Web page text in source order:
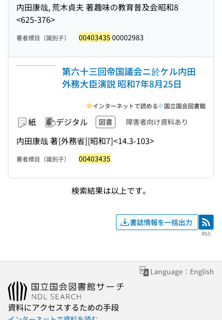
内田康哉, 荒木貞夫 著趣味の教育普及会昭和8
<625-376>
著者標目（識別子） 00403435 00002983
第六十三回帝国議会ニ於ケル内田
外務大臣演説 昭和7年8月25日
紙 デジタル 図書 障害者向け資料あり
内田康哉 著[外務省][昭和7]<14.3-103>
インターネットで読める 国立国会図書館
著者標目（識別子） 00403435
検索結果は以上です。
書誌情報を一括出力 RSS
RSS
Language：English
資料にアクセスするための手段